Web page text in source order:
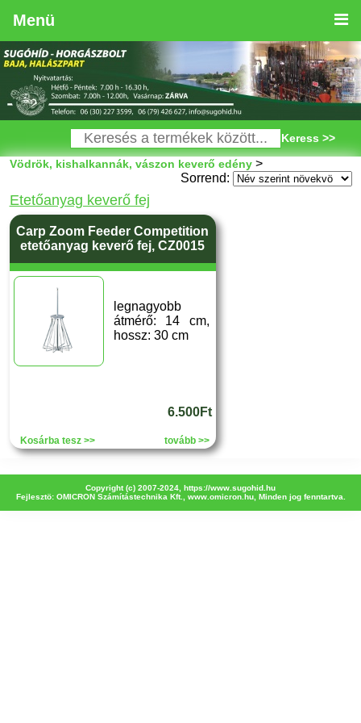
Menü
Keress >>
Vödrök, kishalkannák, vászon keverő edény>
Sorrend:
Etetőanyag keverő fej
Carp Zoom Feeder Competition
etetőanyag keverő fej, CZ0015
legnagyobb
átmérő: 14 cm,
hossz: 30 cm
6.500Ft
Kosárba tesz >> tovább >>
Copyright (c) 2007-2024, https://www.sugohid.hu
Fejlesztö: OMICRON Számítástechnika Kft., www.omicron.hu, Minden jog fenntartva.